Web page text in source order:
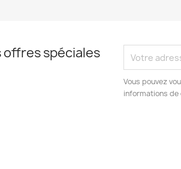
offres spéciales
Vous pouvez
informations